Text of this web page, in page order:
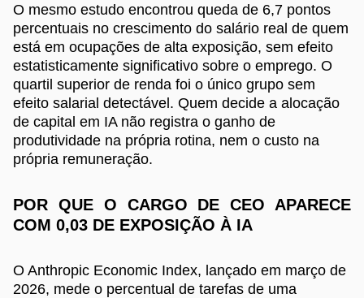
O mesmo estudo encontrou queda de 6,7 pontos
percentuais no crescimento do salário real de quem
está em ocupações de alta exposição, sem efeito
estatisticamente significativo sobre o emprego. O
quartil superior de renda foi o único grupo sem
efeito salarial detectável. Quem decide a alocação
de capital em IA não registra o ganho de
produtividade na própria rotina, nem o custo na
própria remuneração.
POR QUE O CARGO DE CEO APARECE
COM 0,03 DE EXPOSIÇÃO À IA
O Anthropic Economic Index, lançado em março de
2026, mede o percentual de tarefas de uma